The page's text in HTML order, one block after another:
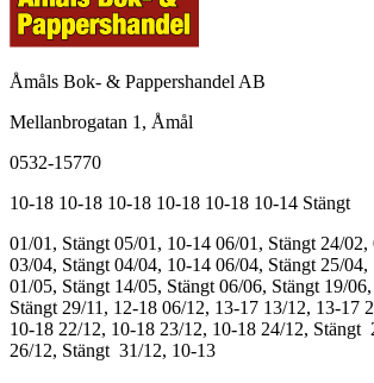
Åmåls Bok- & Pappershandel AB
Mellanbrogatan 1, Åmål
0532-15770
10-18 10-18 10-18 10-18 10-18 10-14 Stängt
01/01, Stängt 05/01, 10-14 06/01, Stängt 24/02,
03/04, Stängt 04/04, 10-14 06/04, Stängt 25/04,
01/05, Stängt 14/05, Stängt 06/06, Stängt 19/
Stängt 29/11, 12-18 06/12, 13-17 13/12, 13-17
10-18 22/12, 10-18 23/12, 10-18 24/12, Stängt
26/12, Stängt 31/12, 10-13